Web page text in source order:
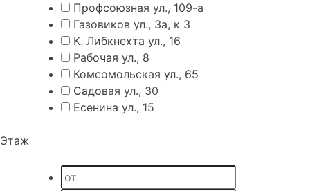
Профсоюзная ул., 109-а
Газовиков ул., 3а, к 3
К. Либкнехта ул., 16
Рабочая ул., 8
Комсомольская ул., 65
Садовая ул., 30
Есенина ул., 15
Этаж